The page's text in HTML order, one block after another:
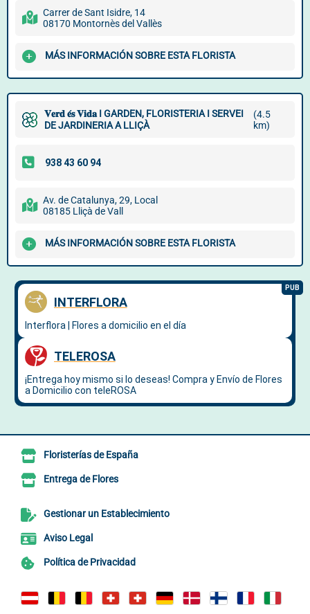
Carrer de Sant Isidre, 14
08170 Montornès del Vallès
MÁS INFORMACIÓN SOBRE ESTA FLORISTA
𝐕𝐞𝐫𝐝 𝐞́𝐬 𝐕𝐢𝐝𝐚 I GARDEN, FLORISTERIA I SERVEI
DE JARDINERIA A LLIÇÀ
(4.5
km)
Av. de Catalunya, 29, Local
08185 Lliçà de Vall
MÁS INFORMACIÓN SOBRE ESTA FLORISTA
Floristerías de España
Entrega de Flores
Gestionar un Establecimiento
Aviso Legal
Política de Privacidad